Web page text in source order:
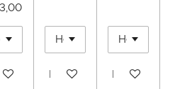
In winkelwagenIn winkelwagen